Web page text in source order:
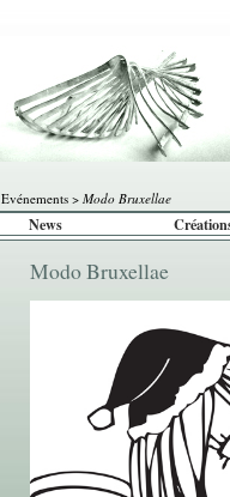
Evénements > Modo Bruxellae
News
Modo Bruxellae